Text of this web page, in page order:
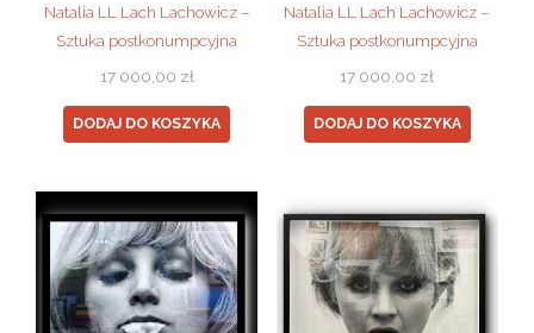
Natalia LL Lach Lachowicz –
Sztuka postkonumpcyjna
17 000,00 zł
DODAJ DO KOSZYKA
Natalia LL Lach Lachowicz –
Sztuka postkonumpcyjna
17 000,00 zł
DODAJ DO KOSZYKA